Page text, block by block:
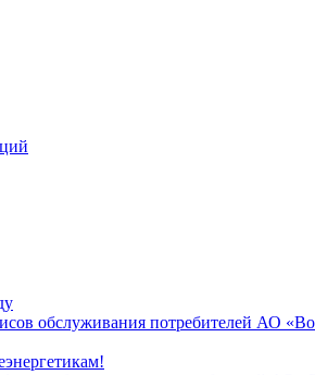
обслуживания потребителей АО